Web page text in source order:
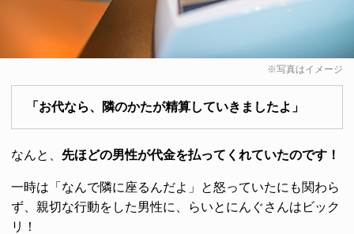
※写真はイメージ
「お代なら、隣のかたが精算していきましたよ」
なんと、 先ほどの男性が代金を払ってくれていたのです！
一時は「なんで隣に座るんだよ」と怒っていたにも関わら
ず、親切な行動をした男性に、らいとにんぐさんはビック
リ！